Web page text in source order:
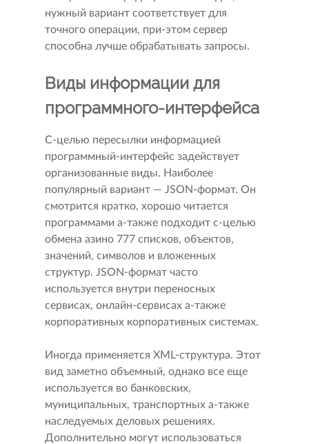
нужный вариант соответствует для
точного операции, при-этом сервер
способна лучше обрабатывать запросы.
Виды информации для
программного-интерфейса
С-целью пересылки информацией
программный-интерфейс задействует
организованные виды. Наиболее
популярный вариант — JSON-формат. Он
смотрится кратко, хорошо читается
программами а-также подходит с-целью
обмена азино 777 списков, объектов,
значений, символов и вложенных
структур. JSON-формат часто
используется внутри переносных
сервисах, онлайн-сервисах а-также
корпоративных корпоративных системах.
Иногда применяется XML-структура. Этот
вид заметно объемный, однако все еще
используется во банковских,
муниципальных, транспортных а-также
наследуемых деловых решениях.
Дополнительно могут использоваться